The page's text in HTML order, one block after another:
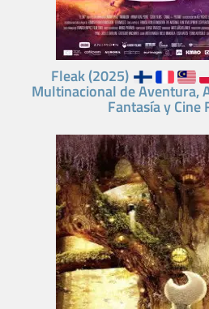
Fleak (2025)
Multinacional de Aventura,
Fantasía y Cine